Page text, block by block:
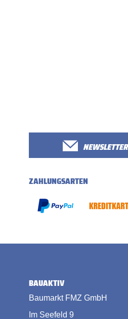
NEWSLETTER
ZAHLUNGSARTEN
BAUAKTIV
Baumarkt FMZ GmbH
Im Seefeld 9